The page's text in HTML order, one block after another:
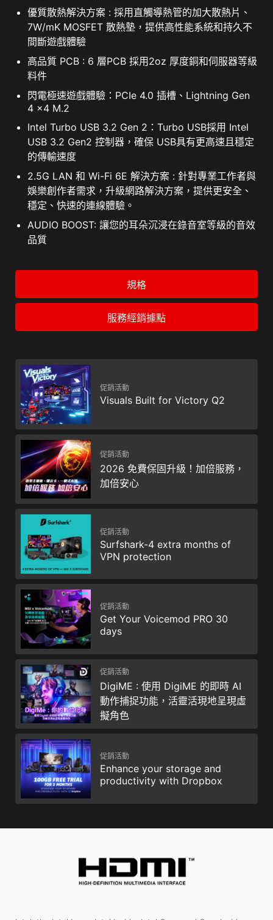
優質散熱解決方案 : 採用直觸導熱管的加大散熱片、
7W/mK MOSFET 散熱墊，提供高性能系統和持久不
間斷遊戲體驗
高品質 PCB : 6 層PCB 採用2oz 厚度銅和伺服器等級
料件
閃電極速遊戲體驗：PCIe 4.0 插槽、Lightning Gen
4 x4 M.2
Intel Turbo USB 3.2 Gen 2：Turbo USB採用 Intel
USB 3.2 Gen2 控制器，確保 USB具有更高速且穩定
的傳輸速度
2.5G LAN 和 Wi-Fi 6E 解決方案 : 針對專業工作者與
娛樂創作者需求，升級網路解決方案，提供更安全、
穩定、快速的連線體驗。
AUDIO BOOST: 讓您的耳朵沉浸在錄音室等級的音效
品質
規格
服務經銷據點
促銷活動
Visuals Built for Victory Q2
促銷活動
2026 免費保固升級！加倍服務，
加倍安心
促銷活動
Surfshark-4 extra months of
VPN protection
促銷活動
Get Your Voicemod PRO 30
days
促銷活動
DigiME : 使用 DigiME 的即時 AI
動作捕捉功能，活靈活現地呈現虛
擬角色
促銷活動
Enhance your storage and
productivity with Dropbox